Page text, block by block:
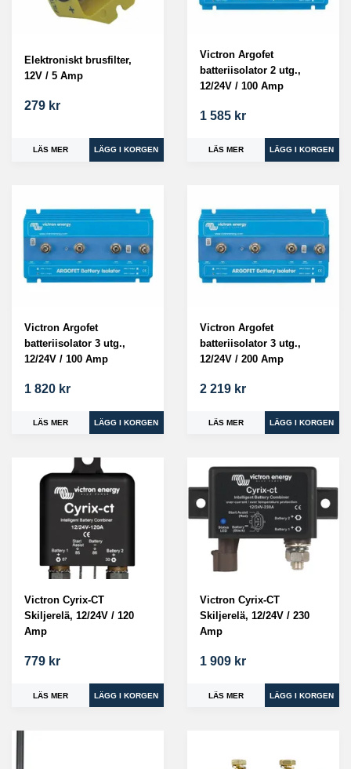
Elektroniskt brusfilter,
12V / 5 Amp
279 kr
LÄS MER
Victron Argofet
batteriisolator 2 utg.,
12/24V / 100 Amp
1 585 kr
LÄS MER
Victron Argofet
batteriisolator 3 utg.,
12/24V / 100 Amp
1 820 kr
LÄS MER
Victron Argofet
batteriisolator 3 utg.,
12/24V / 200 Amp
2 219 kr
LÄS MER
Victron Cyrix-CT
Skiljerelä, 12/24V / 120
Amp
779 kr
LÄS MER
Victron Cyrix-CT
Skiljerelä, 12/24V / 230
Amp
1 909 kr
LÄS MER